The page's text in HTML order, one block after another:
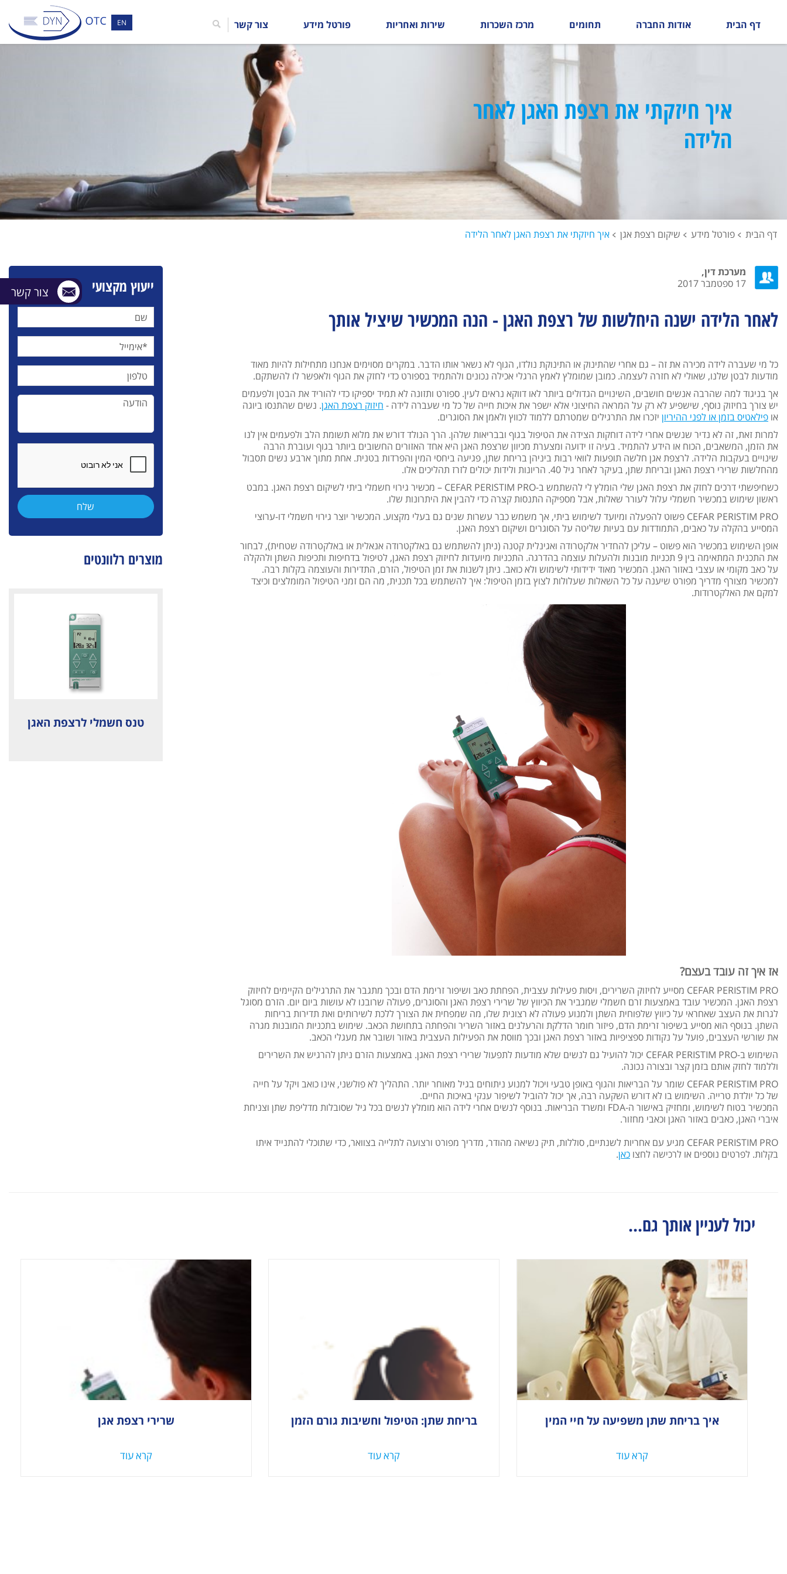
צור קשר
EN דף הבית אודות החברה תחומים מרכז השכרות שירות ואחריות פורטל מידע צור קשר
איך חיזקתי את רצפת האגן לאחר
הלידה
דף הבית פורטל מידע שיקום רצפת אגן איך חיזקתי את רצפת האגן לאחר הלידה
מערכת דין,
17 ספטמבר 2017
לאחר הלידה ישנה היחלשות של רצפת האגן - הנה המכשיר שיציל אותך
כל מי שעברה לידה מכירה את זה – גם אחרי שהתינוק או התינוקת נולדו, הגוף לא נשאר אותו הדבר. במקרים מסוימים אנחנו מתחילות להיות מאוד
מודעות לבטן שלנו, שאולי לא חזרה לעצמה. כמובן שמומלץ לאמץ הרגלי אכילה נכונים ולהתמיד בספורט כדי לחזק את הגוף ולאפשר לו להשתקם.
אך בניגוד למה שהרבה אנשים חושבים, השינויים הגדולים ביותר לאו דווקא נראים לעין. ספורט ותזונה לא תמיד יספיקו כדי להוריד את הבטן ולפעמים
יש צורך בחיזוק נוסף, שישפיע לא רק על המראה החיצוני אלא ישפר את איכות חייה של כל מי שעברה לידה - חיזוק רצפת האגן. נשים שהתנסו ביוגה
או פילאטיס בזמן או לפני ההיריון יזכרו את התרגילים שמטרתם ללמוד לכווץ ולאמן את הסוגרים.
למרות זאת, זה לא נדיר שנשים אחרי לידה דוחקות הצידה את הטיפול בגוף ובבריאות שלהן. הרך הנולד דורש את מלוא תשומת הלב ולפעמים אין לנו
את הזמן, המשאבים, הכוח או הידע להתמיד. בעיה זו ידועה ומצערת מכיוון שרצפת האגן היא אחד האזורים החשובים ביותר בגוף ועוברת הרבה
שינויים בעקבות הלידה. לרצפת אגן חלשה תופעות לוואי רבות ביניהן בריחת שתן, פגיעה ביחסי המין והפרדות בטנית. אחת מתוך ארבע נשים תסבול
מהחלשות שרירי רצפת האגן ובריחת שתן, בעיקר לאחר גיל 40. הריונות ולידות יכולים לזרז תהליכים אלו.
כשחיפשתי דרכים לחזק את רצפת האגן שלי הומלץ לי להשתמש ב-CEFAR PERISTIM PRO – מכשיר גירוי חשמלי ביתי לשיקום רצפת האגן. במבט
ראשון שימוש במכשיר חשמלי עלול לעורר שאלות, אבל מספיקה התנסות קצרה כדי להבין את היתרונות שלו.
CEFAR PERISTIM PRO פשוט להפעלה ומיועד לשימוש ביתי, אך משמש כבר עשרות שנים גם בעלי מקצוע. המכשיר יוצר גירוי חשמלי דו-ערוצי
המסייע בהקלה על כאבים, התמודדות עם בעיות שליטה על הסוגרים ושיקום רצפת האגן.
אופן השימוש במכשיר הוא פשוט – עליכן להחדיר אלקטרודה ואגינלית קטנה (ניתן להשתמש גם באלקטרודה אנאלית או באלקטרודה שטחית), לבחור
את התכנית המתאימה בין 9 תכניות מובנות ולהעלות עוצמה בהדרגה. התכניות מיועדות לחיזוק רצפת האגן, לטיפול בדחיפות ותכיפות השתן ולהקלה
על כאב מקומי או עצבי באזור האגן. המכשיר מאוד ידידותי לשימוש ולא כואב. ניתן לשנות את זמן הטיפול, הזרם, התדירות והעוצמה בקלות רבה.
למכשיר מצורף מדריך מפורט שיענה על כל השאלות שעלולות לצוץ בזמן הטיפול: איך להשתמש בכל תכנית, מה הם זמני הטיפול המומלצים וכיצד
למקם את האלקטרודות.
אז איך זה עובד בעצם?
CEFAR PERISTIM PRO מסייע לחיזוק השרירים, ויסות פעילות עצבית, הפחתת כאב ושיפור זרימת הדם ובכך מתגבר את התרגילים הקיימים לחיזוק
רצפת האגן. המכשיר עובד באמצעות זרם חשמלי שמגביר את הכיווץ של שרירי רצפת האגן והסוגרים, פעולה שרובנו לא עושות ביום יום. הזרם מסוגל
לגרות את העצב שאחראי על כיווץ שלפוחית השתן ולמנוע פעולה לא רצונית שלו, מה שמפחית את הצורך ללכת לשירותים ואת תדירות בריחות
השתן. בנוסף הוא מסייע בשיפור זרימת הדם, פיזור חומר הדלקת והרעלנים באזור השריר והפחתה בתחושת הכאב. שימוש בתכניות המובנות מגרה
את שורשי העצבים, פועל על נקודות ספציפיות באזור רצפת האגן ובכך מווסת את הפעילות העצבית באזור ושובר את מעגלי הכאב.
השימוש ב-CEFAR PERISTIM PRO יכול להועיל גם לנשים שלא מודעות לתפעול שרירי רצפת האגן. באמצעות הזרם ניתן להרגיש את השרירים
וללמוד לחזק אותם בזמן קצר ובצורה נכונה.
CEFAR PERISTIM PRO שומר על הבריאות והגוף באופן טבעי ויכול למנוע ניתוחים בגיל מאוחר יותר. התהליך לא פולשני, אינו כואב ויקל על חייה
של כל יולדת טרייה. השימוש בו לא דורש השקעה רבה, אך יכול להוביל לשיפור ענקי באיכות החיים.
המכשיר בטוח לשימוש, ומחזיק באישור ה-FDA ומשרד הבריאות. בנוסף לנשים אחרי לידה הוא מומלץ לנשים בכל גיל שסובלות מדליפת שתן וצניחת
איברי האגן, כאבים באזור האגן וכאבי מחזור.
CEFAR PERISTIM PRO מגיע עם אחריות לשנתיים, סוללות, תיק נשיאה מהודר, מדריך מפורט ורצועה לתלייה בצוואר, כדי שתוכלי להתנייד איתו
בקלות. לפרטים נוספים או לרכישה לחצו כאן.
ייעוץ מקצועי
מוצרים רלוונטים
טנס חשמלי לרצפת האגן
יכול לעניין אותך גם...
איך בריחת שתן משפיעה על חיי המין
קרא עוד
בריחת שתן: הטיפול וחשיבות גורם הזמן
קרא עוד
שרירי רצפת אגן
קרא עוד